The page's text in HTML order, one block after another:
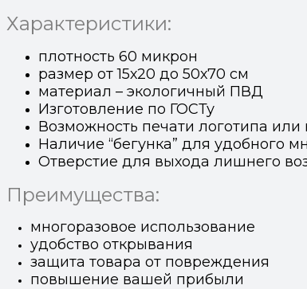
Характеристики:
плотность 60 микрон
размер от 15х20 до 50х70 см
материал – экологичный ПВД
Изготовление по ГОСТу
Возможность печати логотипа или
Наличие “бегунка” для удобного
Отверстие для выхода лишнего
Преимущества:
многоразовое использование
удобство открывания
защита товара от повреждения
повышение вашей прибыли